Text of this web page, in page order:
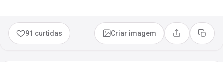
91 curtidas Criar imagem Compartilhar
Copiar